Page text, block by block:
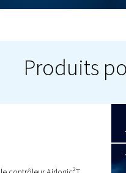
Pièces de
service